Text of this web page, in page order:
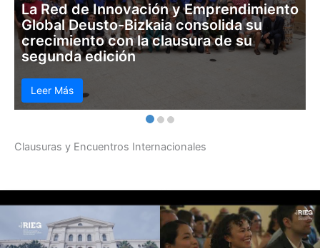
La Red de Innovación y Emprendimiento
Global Deusto-Bizkaia consolida su
crecimiento con la clausura de su
segunda edición
Leer Más
Clausuras y Encuentros Internacionales